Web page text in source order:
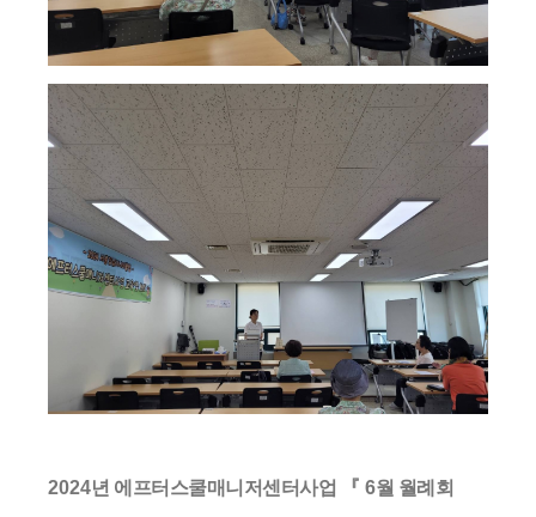
2024년 에프터스쿨매니저센터사업 『 6월 월례회